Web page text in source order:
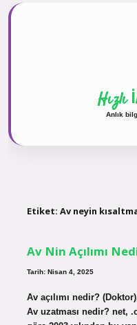
Hızlı
Anlık
Etiket: Av neyin
Av Nin Açılımı
Tarih: Nisan 4, 2025
Av açılımı nedir?
Av uzatması nedir? net,